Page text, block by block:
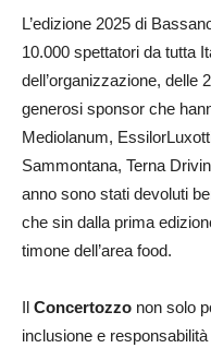
L’edizione 2025 di
10.000 spettatori da tutta
dell’organizzazione, delle
generosi sponsor che
Mediolanum,
Sammontana, Terna
anno sono stati devoluti
che sin dalla prima
timone dell’area food.
Il Concertozzo non solo
inclusione e